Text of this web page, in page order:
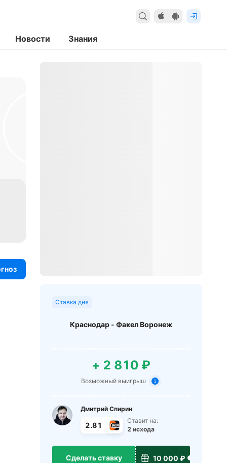
Новости Знания
Ставка дня
Краснодар - Факел Воронеж
+ 2 810 ₽
Возможный выигрыш
Дмитрий Спирин
2.81
Ставит на:
2 исхода
Сделать ставку 10 000 ₽